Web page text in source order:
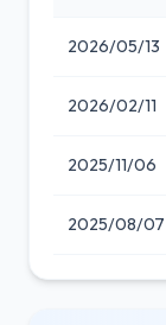
2026/05/13
2026/02/11
2025/11/06
2025/08/07